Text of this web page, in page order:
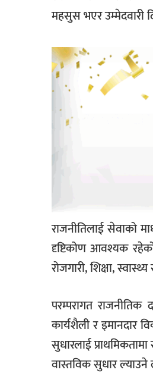
महसुस भएर उम्मेदवारी
राजनीतिलाई सेवाको
दृष्टिकोण आवश्यक
रोजगारी, शिक्षा,
परम्परागत
कार्यशैली र इमानदार
सुधारलाई
वास्तविक सुधार ल्याउने